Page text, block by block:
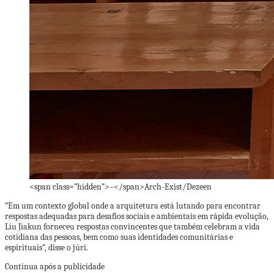
<span class=”hidden”>–</span>Arch-Exist/Dezeen
“Em um contexto global onde a arquitetura está lutando para encontrar
respostas adequadas para desafios sociais e ambientais em rápida evolução,
Liu Jiakun forneceu respostas convincentes que também celebram a vida
cotidiana das pessoas, bem como suas identidades comunitárias e
espirituais”, disse o júri.
Continua após a publicidade